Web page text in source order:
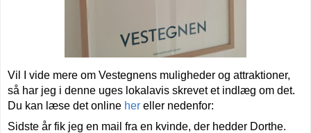
Vil I vide mere om Vestegnens muligheder og attraktioner,
så har jeg i denne uges lokalavis skrevet et indlæg om det.
Du kan læse det online her eller nedenfor:
Sidste år fik jeg en mail fra en kvinde, der hedder Dorthe.